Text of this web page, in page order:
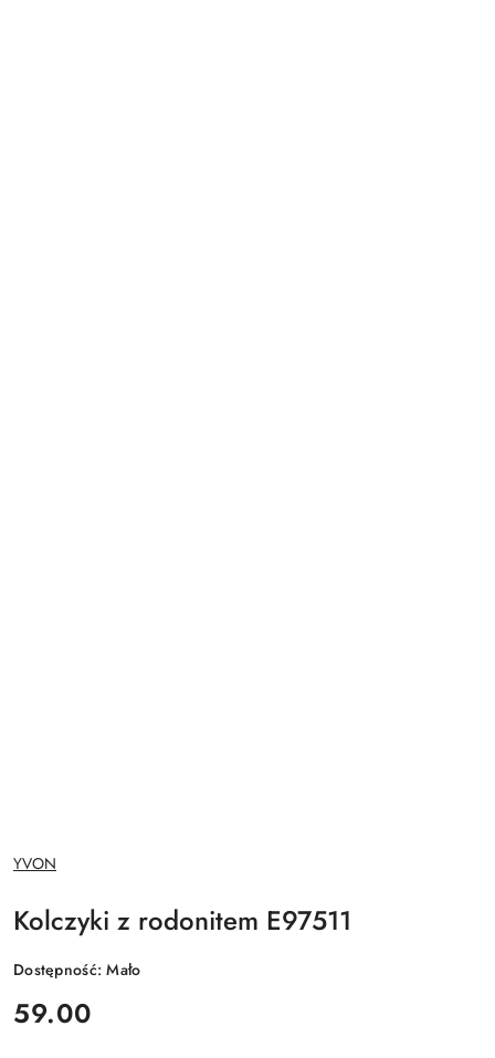
NAZWA
PRODUCENTA:
YVON
Kolczyki z rodonitem E97511
Dostępność:Mało
cena:
59.00